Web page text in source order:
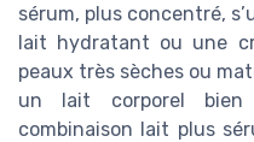
sérum, plus concentré,
lait hydratant ou une
peaux très sèches ou
un lait corporel
combinaison lait plus